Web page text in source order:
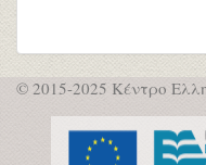
© 2015-2025 Κέντρο